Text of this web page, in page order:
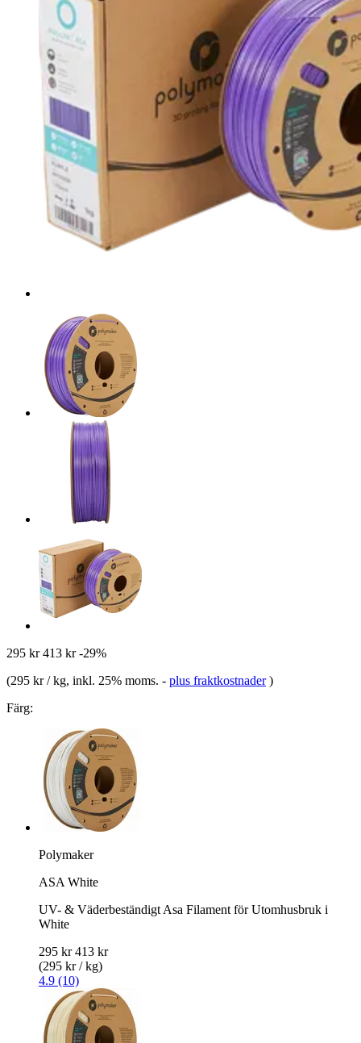
295 kr 413 kr -29%
(295 kr / kg, inkl. 25% moms. - plus fraktkostnader )
Färg:
Polymaker
ASA White
UV- & Väderbeständigt Asa Filament för Utomhusbruk i
White
295 kr 413 kr
(295 kr / kg)
4.9 (10)